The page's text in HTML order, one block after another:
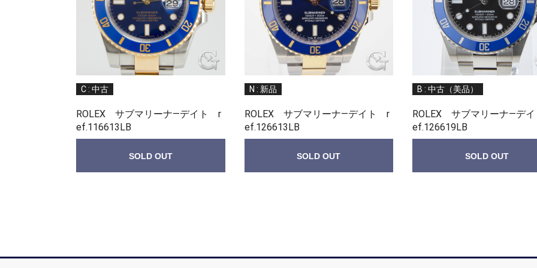
C : 中古
ROLEX サブマリーナ—デイト r
ef.116613LB
SOLD OUT
N : 新品
ROLEX サブマリーナ—デイト r
ef.126613LB
SOLD OUT
B : 中古（美品）
ROLEX サブマリーナ—デ
ef.126619LB
SOLD OUT